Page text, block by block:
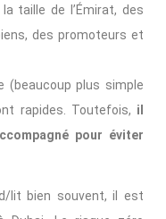
taille de l’Émirat, des
des promoteurs et
(beaucoup plus simple
rapides. Toutefois, il
pour éviter
lit bien souvent, il est